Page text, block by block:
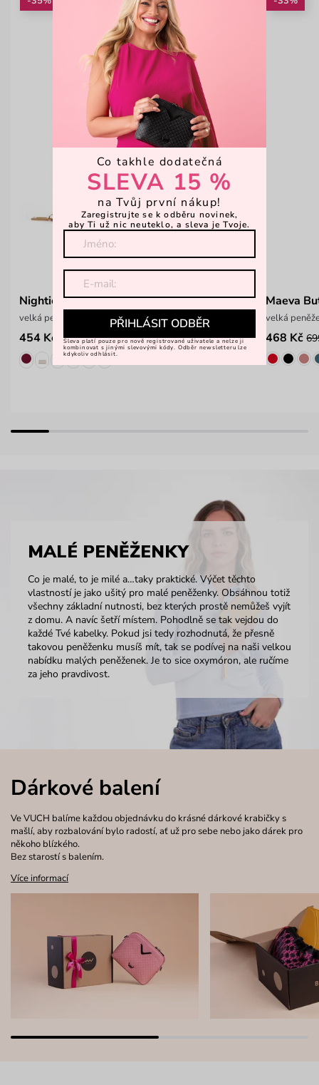
Nightie Nicci Yellow
velká peněženka na zip
454 Kč 699 Kč
Maeva
velká
468 Kč
MALÉ PENĚŽENKY
Co je malé, to je milé a…taky praktické. Výčet těchto
vlastností je jako ušitý pro malé peněženky. Obsáhnou totiž
všechny základní nutnosti, bez kterých prostě nemůžeš vyjít
z domu. A navíc šetří místem. Pohodlně se tak vejdou do
každé Tvé kabelky. Pokud jsi tedy rozhodnutá, že přesně
takovou peněženku musíš mít, tak se podívej na naši velkou
nabídku malých peněženek. Je to sice oxymóron, ale ručíme
za jeho pravdivost.
Dárkové balení
Ve VUCH balíme každou objednávku do krásné dárkové krabičky s
mašlí, aby rozbalování bylo radostí, ať už pro sebe nebo jako dárek pro
někoho blízkého.
Bez starostí s balením.
Více informací
Co takhle dodatečná
SLEVA 15 %
na Tvůj první nákup!
Zaregistrujte se k odběru novinek,
aby Ti už nic neuteklo, a sleva je Tvoje.
PŘIHLÁSIT ODBĚR
Sleva platí pouze pro nově registrované uživatele a nelze ji
kombinovat s jinými slevovými kódy. Odběr newsletteru lze
kdykoliv odhlásit.